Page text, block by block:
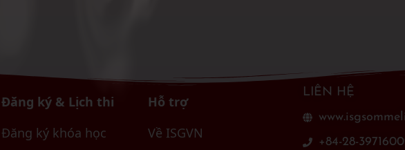
Đăng ký & Lịch thi
Đăng ký khóa học
Hỗ trợ
Về ISGVN
LIÊN HỆ
+84-28-